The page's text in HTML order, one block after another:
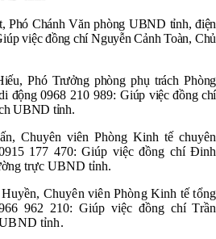
Phó Chánh Văn phòng UBND tỉnh,điện
iúp việc đồng chí Nguyễn Cảnh Toàn, Chủ
Phó Trưởng phòng phụ trách Phòng
động 0968 210 989: Giúp việc đồng chí
UBND tỉnh.
Chuyên viên Phòng Kinh tế chuyên
177 470: Giúp việc đồng chí Đinh
trực UBND tỉnh.
Chuyên viên Phòng Kinh tế tổng
962 210: Giúp việc đồng chí Trần
tỉnh.